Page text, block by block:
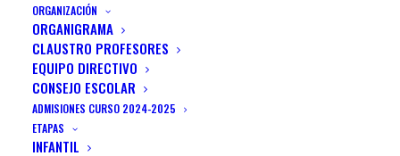
ORGANIZACIÓN
ORGANIGRAMA
CLAUSTRO PROFESORES
EQUIPO DIRECTIVO
CONSEJO ESCOLAR
ADMISIONES CURSO 2024-2025
ETAPAS
INFANTIL
26 NOVIEMBRE, 2019
Las noticias vuelan, pero esta semana una